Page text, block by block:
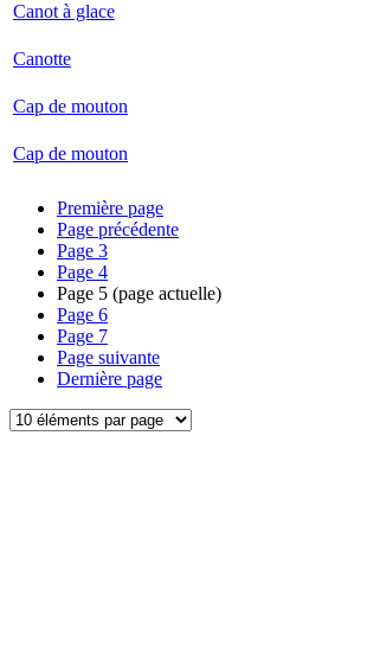
Canot à glace
Canotte
Cap de mouton
Cap de mouton
Première page
Page précédente
Page 3
Page 4
Page 5 (page actuelle)
Page 6
Page 7
Page suivante
Dernière page